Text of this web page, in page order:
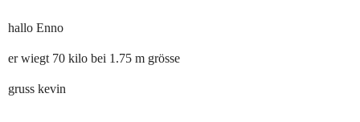
hallo Enno
er wiegt 70 kilo bei 1.75 m grösse
gruss kevin